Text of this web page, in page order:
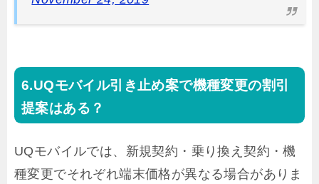
UQモバイル引き止め案で機種変更の割引
提案はある？
UQモバイルでは、新規契約・乗り換え契約・機
種変更でそれぞれ端末価格が異なる場合がありま